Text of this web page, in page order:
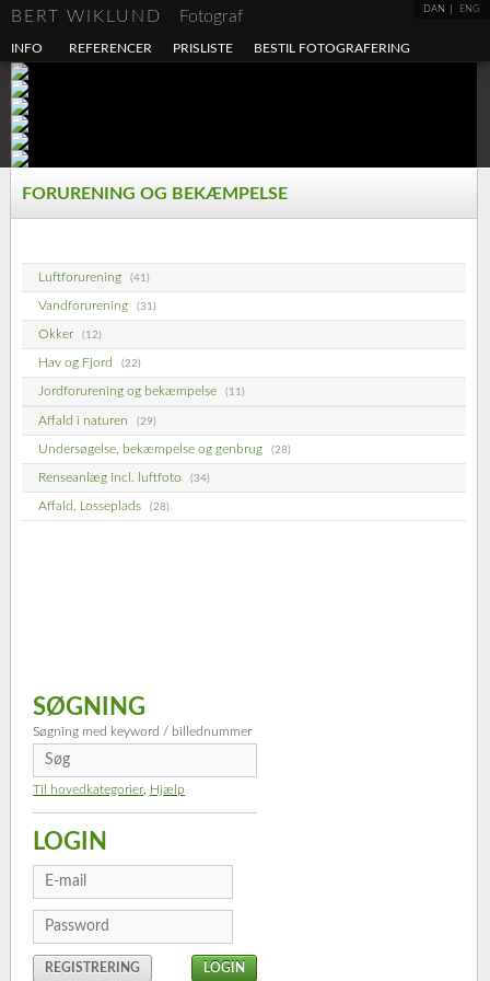
DAN ENG
BERT WIKLUND Fotograf
INFO REFERENCER PRISLISTE BESTIL FOTOGRAFERING
FORURENING OG BEKÆMPELSE
Luftforurening (41)
Vandforurening (31)
Okker (12)
Hav og Fjord (22)
Jordforurening og bekæmpelse (11)
Affald i naturen (29)
Undersøgelse, bekæmpelse og genbrug (28)
Renseanlæg incl. luftfoto (34)
Affald, Losseplads (28)
SØGNING
Søgning med keyword / billednummer
Til hovedkategorier Hjælp
LOGIN
REGISTRERING